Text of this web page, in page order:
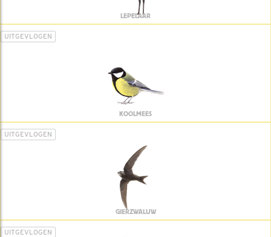
LEPELAAR
UITGEVLOGEN
KOOLMEES
UITGEVLOGEN
GIERZWALUW
UITGEVLOGEN